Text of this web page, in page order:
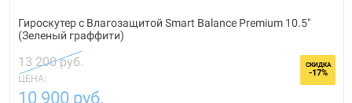
Гироскутер с Влагозащитой Smart Balance Premium 10.5"
(Зеленый граффити)
13 200 руб.
ЦЕНА:
10 900 руб.
СКИДКА
-17%